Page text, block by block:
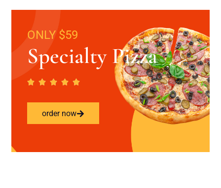
ONLY $59
Specialty Pizza
order now